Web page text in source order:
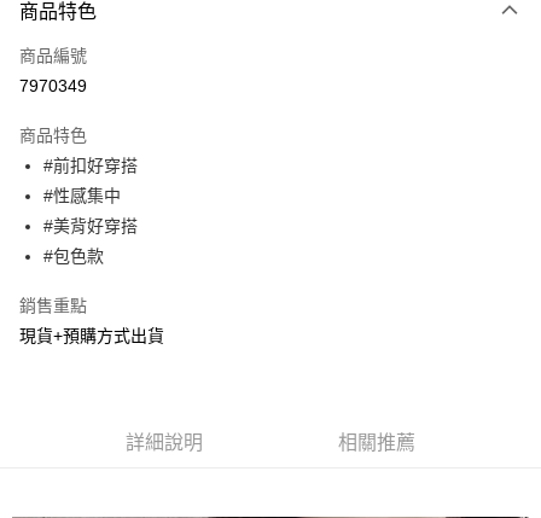
信用卡一次付款
超商取貨付款
Apple Pay
街口支付
悠遊付
Google Pay
AFTEE先享後付
商品特色
商品編號
7970349
商品特色
#前扣好穿搭
#性感集中
#美背好穿搭
#包色款
銷售重點
現貨+預購方式出貨
詳細說明 相關推薦